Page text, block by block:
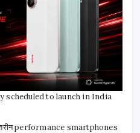
scheduled to launch in India
performance smartphones